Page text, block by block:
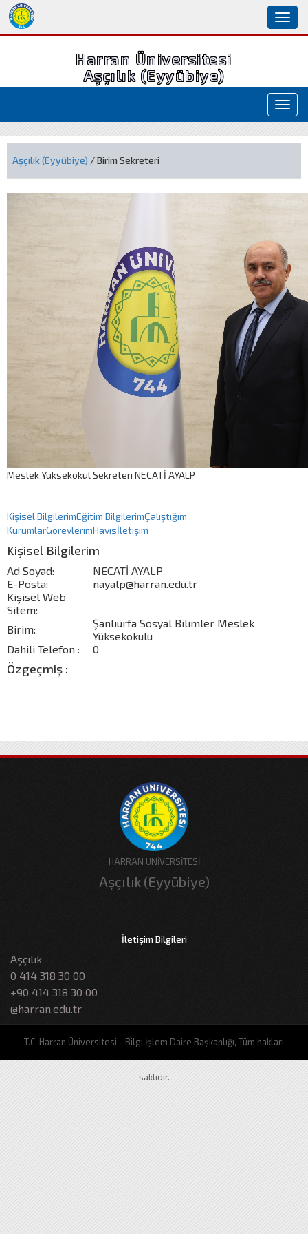
Harran Üniversitesi
Aşçılık (Eyyübiye)
Aşçılık (Eyyübiye) / Birim Sekreteri
Meslek Yüksekokul Sekreteri NECATİ AYALP
Kişisel BilgilerimEğitim BilgilerimÇalıştığım
KurumlarGörevlerimHavisİletişim
Kişisel Bilgilerim
Ad Soyad:
NECATİ AYALP
E-Posta:
nayalp@harran.edu.tr
Kişisel Web
Sitem:
Birim:
Şanlıurfa Sosyal Bilimler Meslek
Yüksekokulu
Dahili Telefon :
0
Özgeçmiş :
HARRAN ÜNİVERSİTESİ
Aşçılık (Eyyübiye)
İletişim Bilgileri
Aşçılık
0 414 318 30 00
+90 414 318 30 00
@harran.edu.tr
T.C. Harran Üniversitesi - Bilgi İşlem Daire Başkanlığı, Tüm hakları
saklıdır.